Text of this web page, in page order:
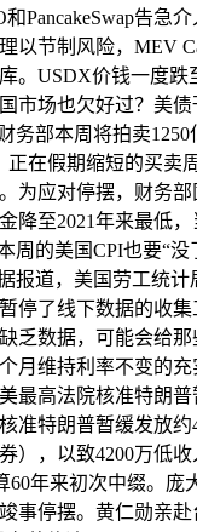
PancakeSwap告急
以节制风险，MEV
。USDX价钱一度跌
市场也欠好过？美
务部本周将拍卖
正在假期缩短的买卖
为应对停摆，财务部
降至2021年来最低
周的美国CPI也要“没
报道，美国劳工统计
停了线下数据的收
乏数据，可能会给
月维持利率不变的充
最高法院核准特朗
准特朗普暂缓发放约
），以致4200万低
60年来初次中缀。庞
事停摆。黄仁勋亲赴